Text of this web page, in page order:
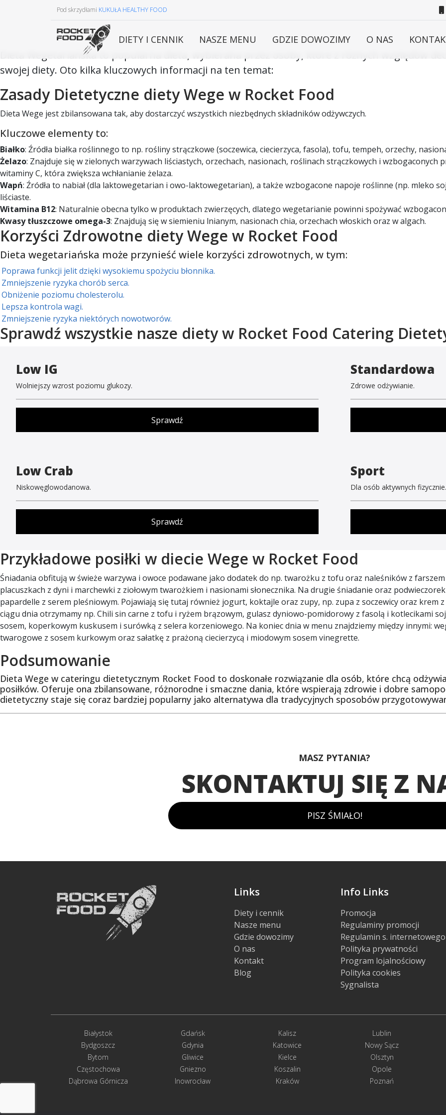
Pod skrzydłami KUKUŁA HEALTHY FOOD
DIETY I CENNIK NASZE MENU GDZIE DOWOZIMY O NAS
Dieta Wegetariańska to popularna dieta, wybierana przez osoby, które z różnych względów
swojej diety. Oto kilka kluczowych informacji na ten temat:
Zasady Dietetyczne diety Wege w Rocket Food
Dieta Wege jest zbilansowana tak, aby dostarczyć wszystkich niezbędnych składników odżywczych.
Kluczowe elementy to:
Białko: Źródła białka roślinnego to np. rośliny strączkowe (soczewica, ciecierzyca, fasola), tofu, tempeh, orzechy,
Żelazo: Znajduje się w zielonych warzywach liściastych, orzechach, nasionach, roślinach strączkowych i
witaminy C, która zwiększa wchłanianie żelaza.
Wapń: Źródła to nabiał (dla laktowegetarian i owo-laktowegetarian), a także wzbogacone napoje roślinne (np. mleko
liściaste.
Witamina B12: Naturalnie obecna tylko w produktach zwierzęcych, dlatego wegetarianie powinni spożywać
Kwasy tłuszczowe omega-3: Znajdują się w siemieniu lnianym, nasionach chia, orzechach włoskich oraz w algach.
Korzyści Zdrowotne diety Wege w Rocket Food
Dieta wegetariańska może przynieść wiele korzyści zdrowotnych, w tym:
Poprawa funkcji jelit dzięki wysokiemu spożyciu błonnika.
Zmniejszenie ryzyka chorób serca.
Obniżenie poziomu cholesterolu.
Lepsza kontrola wagi.
Zmniejszenie ryzyka niektórych nowotworów.
Sprawdź wszystkie nasze diety w Rocket Food Catering
Low IG
Wolniejszy wzrost poziomu glukozy.
Sprawdź
Standardowa
Zdrowe odżywianie.
Low Crab
Niskowęglowodanowa.
Sprawdź
Sport
Dla osób aktywnych fizycznie.
Przykładowe posiłki w diecie Wege w Rocket Food
Śniadania obfitują w świeże warzywa i owoce podawane jako dodatek do np. twarożku z tofu oraz naleśników z
placuszkach z dyni i marchewki z ziołowym twarożkiem i nasionami słonecznika. Na drugie śniadanie oraz
papardelle z serem pleśniowym. Pojawiają się tutaj również jogurt, koktajle oraz zupy, np. zupa z soczewicy oraz krem
ciągu dnia otrzymamy np. Chili sin carne z tofu i ryżem brązowym, gulasz dyniowo-pomidorowy z fasolą i kotlecikami
sosem, koperkowym kuskusem i surówką z selera korzeniowego. Na koniec dnia w menu znajdziemy między innymi:
twarogowe z sosem kurkowym oraz sałatkę z prażoną ciecierzycą i miodowym sosem vinegrette.
Podsumowanie
Dieta Wege w cateringu dietetycznym Rocket Food to doskonałe rozwiązanie dla osób, które chcą
posiłków. Oferuje ona zbilansowane, różnorodne i smaczne dania, które wspierają zdrowie i dobre
dietetyczny staje się coraz bardziej popularny jako alternatywa dla tradycyjnych sposobów
MASZ PYTANIA?
SKONTAKTUJ SIĘ Z
PISZ ŚMIAŁO!
Links
Diety i cennik
Nasze menu
Gdzie dowozimy
O nas
Kontakt
Blog
Info Links
Promocja
Regulaminy promocji
Regulamin s. internetowego
Polityka prywatności
Program lojalnościowy
Polityka cookies
Sygnalista
Białystok
Bydgoszcz
Bytom
Częstochowa
Dąbrowa Górnicza
Gdańsk
Gdynia
Gliwice
Gniezno
Inowrocław
Kalisz
Katowice
Kielce
Koszalin
Kraków
Lublin
Nowy Sącz
Olsztyn
Opole
Poznań